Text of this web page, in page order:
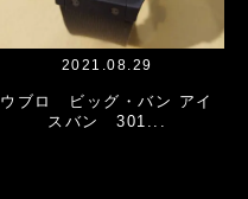
2021.08.29
ウブロ ビッグ・バン アイ
スバン 301...